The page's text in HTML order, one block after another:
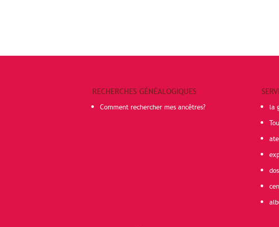
RECHERCHES GÉNÉALOGIQUES
Comment rechercher mes ancêtres?
la